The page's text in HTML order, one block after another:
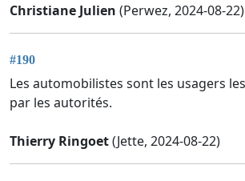
Christiane Julien (Perwez, 2024-08-22)
#190
Les automobilistes sont les usagers
par les autorités.
Thierry Ringoet(Jette, 2024-08-22)